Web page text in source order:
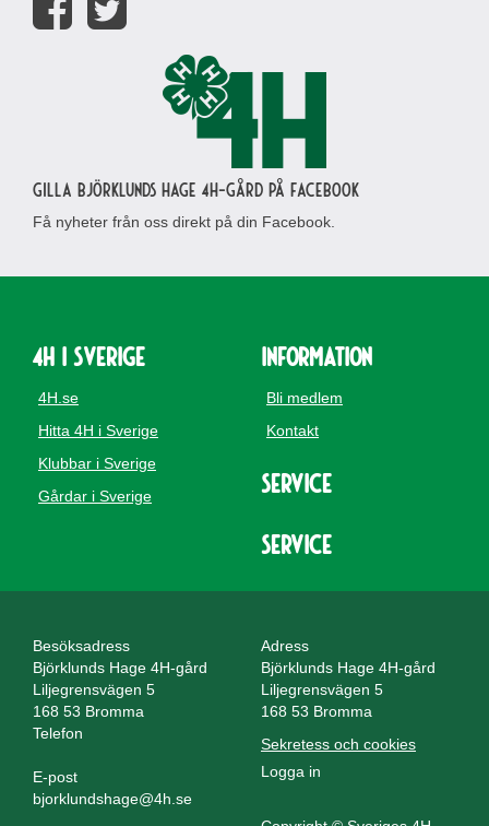
Gilla Björklunds Hage 4H-gård på Facebook
Få nyheter från oss direkt på din Facebook.
4H i Sverige
4H.se
Hitta 4H i Sverige
Klubbar i Sverige
Gårdar i Sverige
Information
Bli medlem
Kontakt
Service
Service
Besöksadress
Björklunds Hage 4H-gård
Liljegrensvägen 5
168 53 Bromma
Adress
Björklunds Hage 4H-gård
Liljegrensvägen 5
168 53 Bromma
Telefon
E-post
bjorklundshage@4h.se
Sekretess och cookies
Logga in